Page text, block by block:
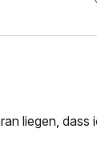
liegen, dass